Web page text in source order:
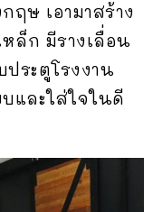
ฤษ เอามาสร้าง
ล็ก มีรางเลื่อน
ระตูโรงงาน
และใส่ใจในดี